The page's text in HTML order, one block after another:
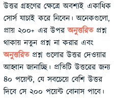
উত্তর গ্রহণের ক্ষেত্রে অবশ্যই একাধিক
সোর্স যাচাই করে নিবেন। অনেকগুলো,
প্রায় ২০০+ এর উপরঅনুত্তরিতপ্রশ্ন
থাকায় নতুন প্রশ্ন না করার এবং
অনুত্তরিত প্রশ্ন গুলোর উত্তর দেওয়ার
আহ্বান জানাচ্ছি। প্রতিটি উত্তরের জন্য
৪০ পয়েন্ট, যে সবচেয়ে বেশি উত্তর
দিবে সে ২০০ পয়েন্ট বোনাস পাবে।